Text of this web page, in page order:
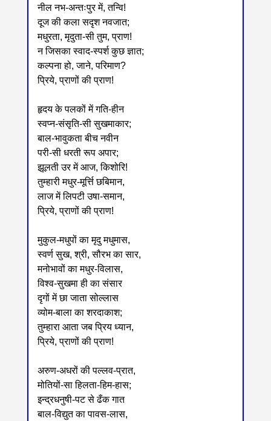
नील नभ-अन्तःपुर में, तन्वि!
दूज की कला सदृश नवजात;
मधुरता, मृदुता-सी तुम, प्राण!
न जिसका स्वाद-स्पर्श कुछ ज्ञात;
कल्पना हो, जाने, परिमाण?
प्रिये, प्राणों की प्राण!
हृदय के पलकों में गति-हीन
स्वप्न-संसृति-सी सुखमाकार;
बाल-भावुकता बीच नवीन
परी-सी धरती रूप अपार;
झूलती उर में आज, किशोरि!
तुम्हारी मधुर-मूर्त्ति छबिमान,
लाज में लिपटी उषा-समान,
प्रिये, प्राणों की प्राण!
मुकुल-मधुपों का मृदु मधुमास,
स्वर्ण सुख, श्री, सौरभ का सार,
मनोभावों का मधुर-विलास,
विश्व-सुखमा ही का संसार
दृगों में छा जाता सोल्लास
व्योम-बाला का शरदाकाश;
तुम्हारा आता जब प्रिय ध्यान,
प्रिये, प्राणों की प्राण!
अरुण-अधरों की पल्लव-प्रात,
मोतियों-सा हिलता-हिम-हास;
इन्द्रधनुषी-पट से ढँक गात
बाल-विद्युत का पावस-लास,